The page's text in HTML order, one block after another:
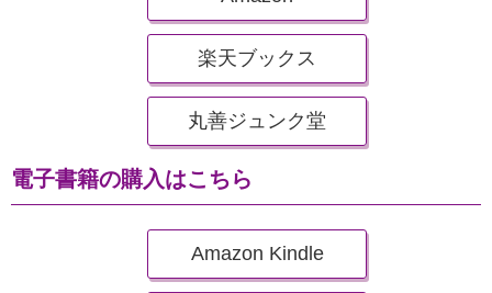
楽天ブックス
丸善ジュンク堂
電子書籍の購入はこちら
Amazon Kindle